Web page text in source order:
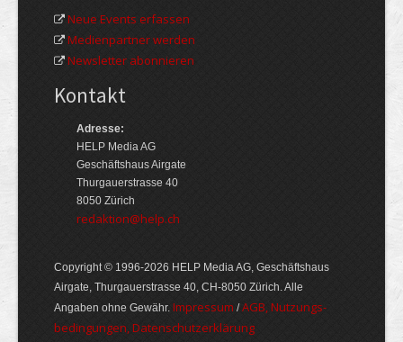
Neue Events erfassen
Medienpartner werden
Newsletter abonnieren
Kontakt
Adresse:
HELP Media AG
Geschäftshaus Airgate
Thurgauerstrasse 40
8050 Zürich
redaktion@help.ch
Copyright © 1996-2026 HELP Media AG, Geschäftshaus
Airgate, Thurgauer­strasse 40, CH-8050 Zürich. Alle
Angaben ohne Gewähr. Im­pres­sum /AGB, Nut­zungs­
bedin­gungen, Daten­schutz­er­klärung